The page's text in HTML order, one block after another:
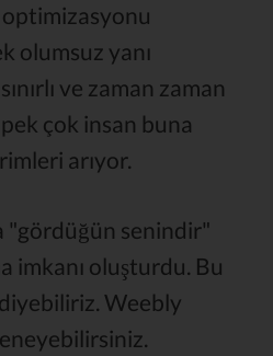
optimizasyonu
olumsuz yanı
ve zaman zaman
çok insan buna
arıyor.
"gördüğün senindir"
imkanı oluşturdu. Bu
Weebly